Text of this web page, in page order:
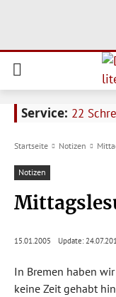
Service: 22
Startseite Notizen
Notizen
15.01.2005 Update:
In Bremen haben
keine Zeit gehabt